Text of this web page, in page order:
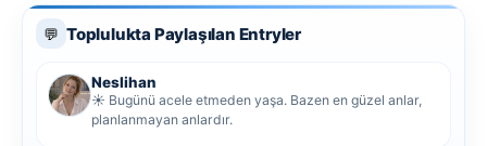
💬 Toplulukta Paylaşılan Entryler
Neslihan
☀️ Bugünü acele etmeden yaşa. Bazen en güzel anlar,
planlanmayan anlardır.